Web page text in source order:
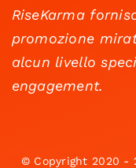
RiseKarma
promozione
alcun livello
engagement.
© Copyright 2020 -